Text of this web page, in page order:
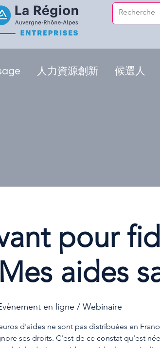
人力資源創新 候選人
pour
aides
en ligne / Webinaire
d'aides ne sont pas distribuées en
ses droits. C'est de ce constat qu'est née